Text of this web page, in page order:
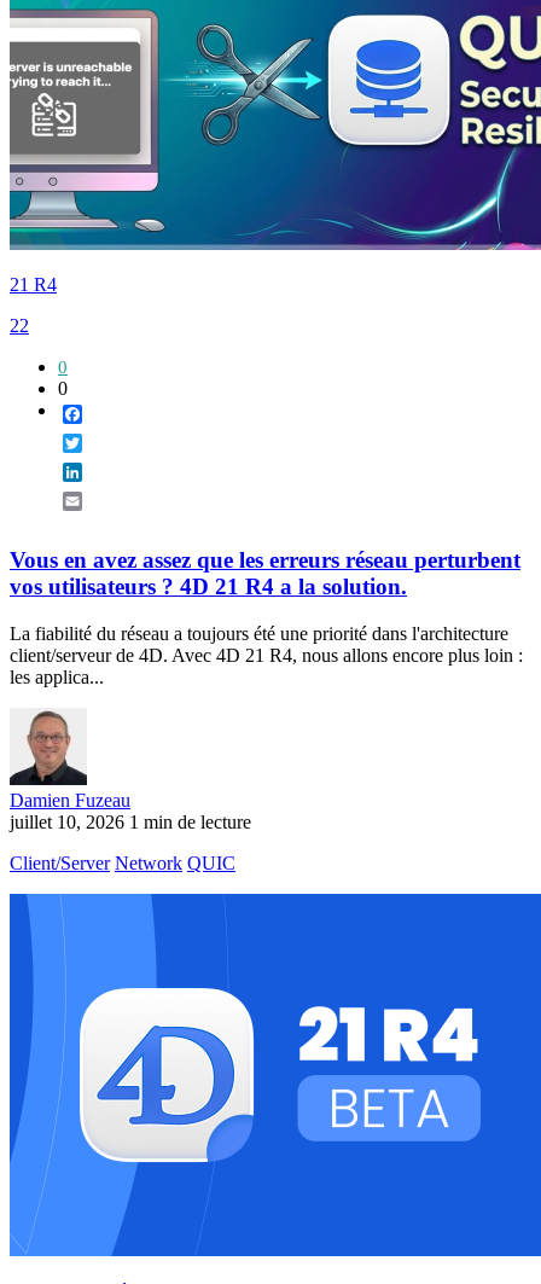
21 R4
22
0
0
Vous en avez assez que les erreurs réseau perturbent
vos utilisateurs ? 4D 21 R4 a la solution.
La fiabilité du réseau a toujours été une priorité dans l'architecture
client/serveur de 4D. Avec 4D 21 R4, nous allons encore plus loin :
les applica...
Damien Fuzeau
juillet 10, 2026 1 min de lecture
Client/Server Network QUIC